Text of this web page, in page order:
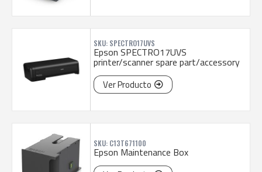
SKU: SPECTRO17UVS
Epson SPECTRO17UVS
printer/scanner spare part/accessory
Ver Producto
SKU: C13T671100
Epson Maintenance Box